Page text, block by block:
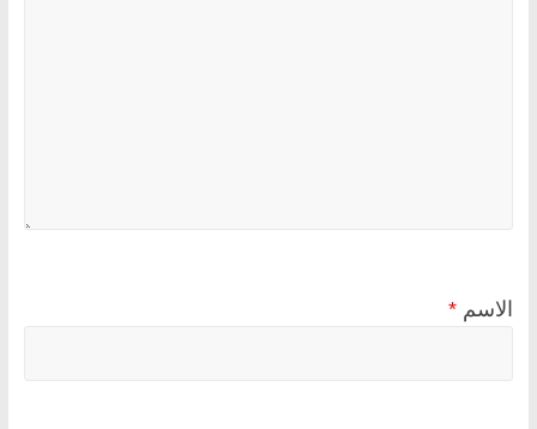
الاسم *